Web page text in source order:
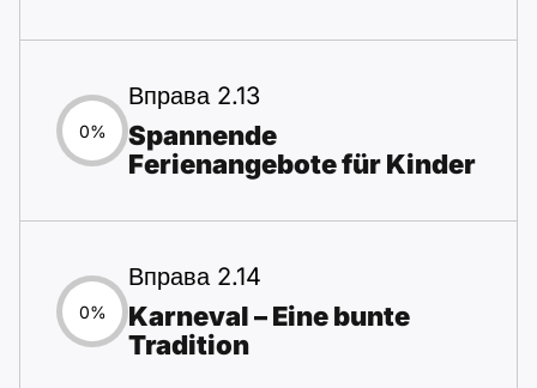
0%
Вправа 2.13
Spannende
Ferienangebote für Kinder
0%
Вправа 2.14
Karneval – Eine bunte
Tradition